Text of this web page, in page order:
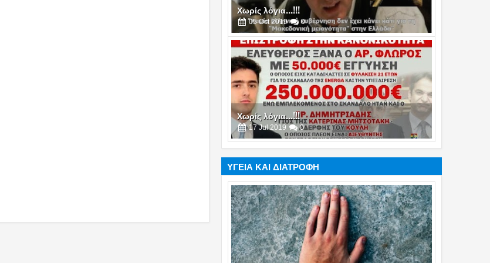
Χωρίς λόγια...!!!
05 Oct 2019 0
Χωρίς λόγια...!!!
17 Jul 2019 0
Χωρίς λόγια...!!!
16 Jul 2019 0
ΥΓΕΙΑ ΚΑΙ ΔΙΑΤΡΟΦΗ